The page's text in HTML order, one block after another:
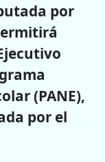
por
(PANE),
por el